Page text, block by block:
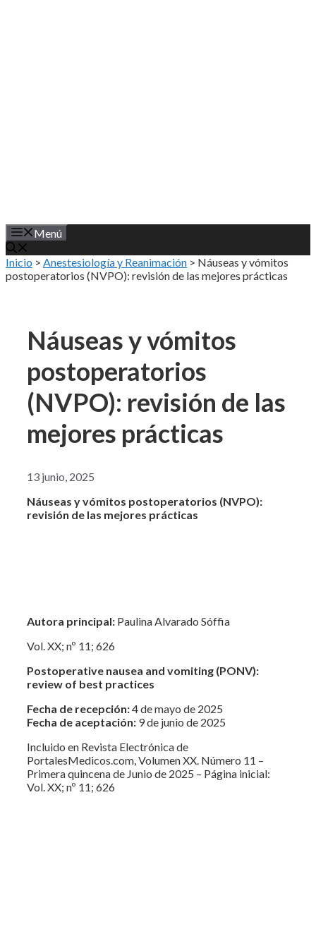
Menú
Inicio > Anestesiología y Reanimación > Náuseas y vómitos
postoperatorios (NVPO): revisión de las mejores prácticas
Náuseas y vómitos
postoperatorios
(NVPO): revisión de las
mejores prácticas
13 junio, 2025
Náuseas y vómitos postoperatorios (NVPO):
revisión de las mejores prácticas
Autora principal: Paulina Alvarado Sóffia
Vol. XX; nº 11; 626
Postoperative nausea and vomiting (PONV):
review of best practices
Fecha de recepción:4 de mayo de 2025
Fecha de aceptación: 9 de junio de 2025
Incluido en Revista Electrónica de
PortalesMedicos.com, Volumen XX. Número 11 –
Primera quincena de Junio de 2025 – Página inicial:
Vol. XX; nº 11; 626